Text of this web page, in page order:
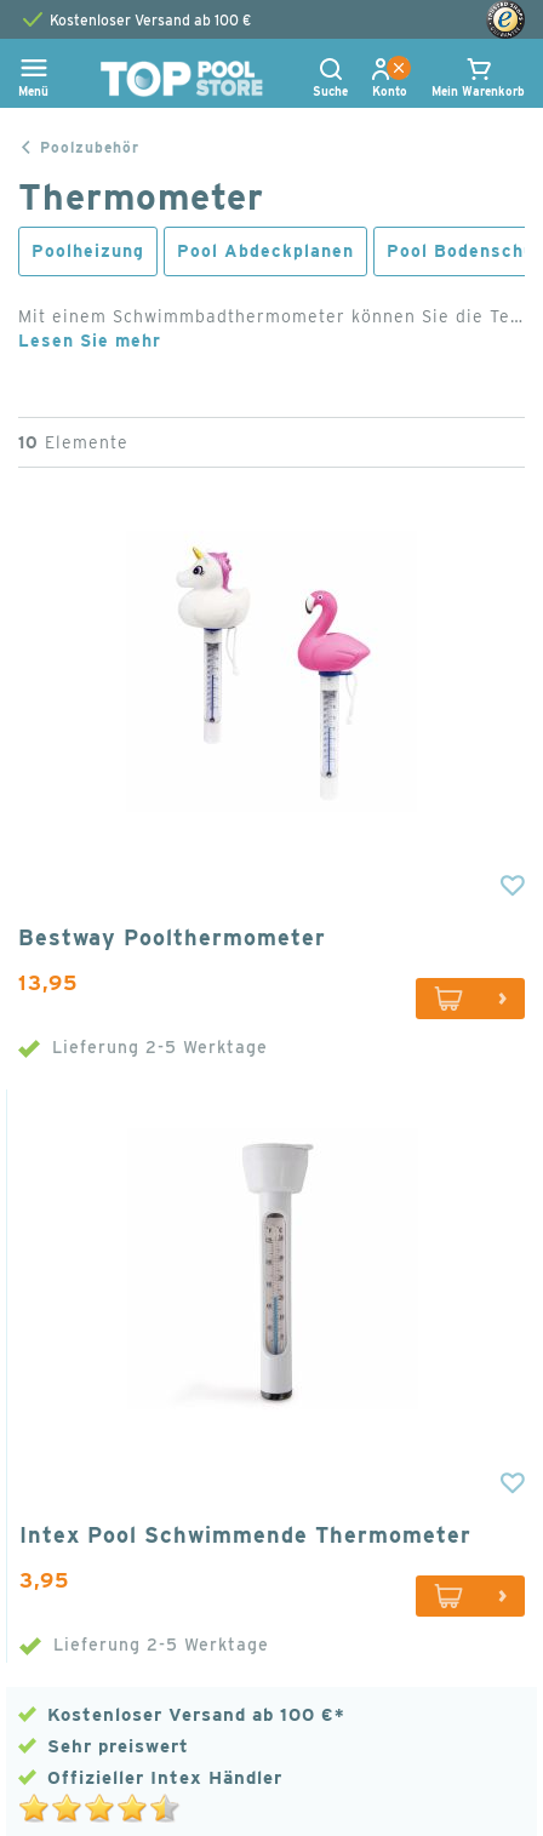
Kostenloser Versand ab 100 €
Menü Suche Konto Mein Warenkorb
Poolzubehör
Thermometer
Poolheizung Pool Abdeckplanen Pool
Mit einem Schwimmbadthermometer können Sie die Temperatur des Badewassers genau kontrollieren. Sie haben die Wahl zwischen digitalen oder analogen Thermometern.
Lesen Sie mehr
10 Elemente
Bestway Poolthermometer
13,95
Lieferung 2-5 Werktage
Intex Pool Schwimmende Thermometer
3,95
Lieferung 2-5 Werktage
Kostenloser Versand ab 100 €*
Sehr preiswert
Offizieller Intex Händler